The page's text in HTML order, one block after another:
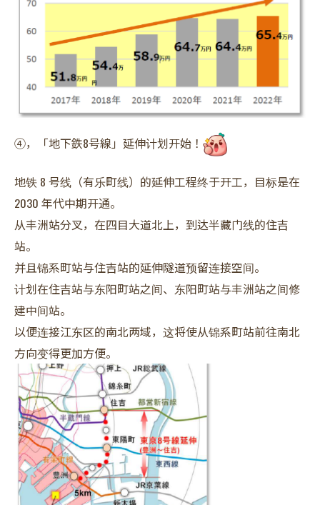
④，「地下鉄8号線」延伸计划开始！
地铁 8 号线（有乐町线）的延伸工程终于开工，目标是在
2030 年代中期开通。
从丰洲站分叉，在四目大道北上，到达半藏门线的住吉
站。
并且锦系町站与住吉站的延伸隧道预留连接空间。
计划在住吉站与东阳町站之间、东阳町站与丰洲站之间修
建中间站。
以便连接江东区的南北两域，这将使从锦系町站前往南北
方向变得更加方便。